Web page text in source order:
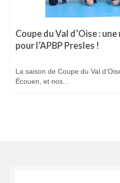
Coupe du Val d’Oise :
pour l’APBP Presles !
La saison de Coupe du Val
Écouen, et nos...